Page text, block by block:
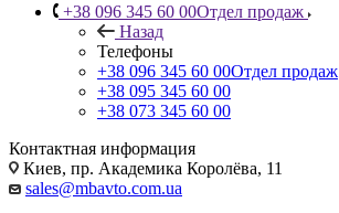
+38 096 345 60 00Отдел продаж
Назад
Телефоны
+38 096 345 60 00Отдел продаж
+38 095 345 60 00
+38 073 345 60 00
Контактная информация
Киев, пр. Академика Королёва, 11
sales@mbavto.com.ua